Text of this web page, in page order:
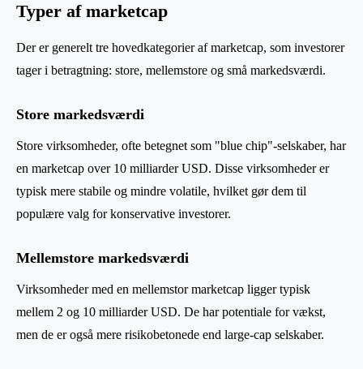
Typer af marketcap
Der er generelt tre hovedkategorier af marketcap, som investorer
tager i betragtning: store, mellemstore og små markedsværdi.
Store markedsværdi
Store virksomheder, ofte betegnet som "blue chip"-selskaber, har
en marketcap over 10 milliarder USD. Disse virksomheder er
typisk mere stabile og mindre volatile, hvilket gør dem til
populære valg for konservative investorer.
Mellemstore markedsværdi
Virksomheder med en mellemstor marketcap ligger typisk
mellem 2 og 10 milliarder USD. De har potentiale for vækst,
men de er også mere risikobetonede end large-cap selskaber.